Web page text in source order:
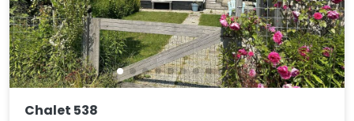
Chalet 538